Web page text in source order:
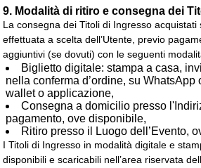
9. Modalità di ritiro e consegna dei
La consegna dei Titoli di Ingresso acquistati
effettuata a scelta dell’Utente, previo
aggiuntivi (se dovuti) con le seguenti
Biglietto digitale: stampa a casa,
nella conferma d’ordine, su WhatsApp
wallet o applicazione,
Consegna a domicilio presso
pagamento, ove disponibile,
Ritiro presso il Luogo dell’Evento,
I Titoli di Ingresso in modalità digitale e
disponibili e scaricabili nell’area riservata